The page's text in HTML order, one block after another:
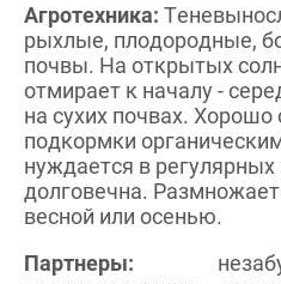
Агротехника:
рыхлые, плодородные,
почвы. На открытых
отмирает к началу -
на сухих почвах. Хорошо
подкормки
нуждается в
долговечна.
весной или осенью.
Партнеры: